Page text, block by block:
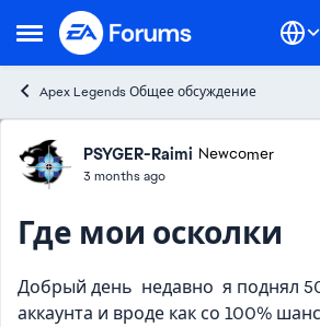
Open Side Menu
Skip to content
Apex Legends Общее обсуждение
Forum Discussion
PSYGER-Raimi Newcomer
3 months ago
Где мои осколки
Добрый день недавно я поднял
аккаунта и вроде как со 100%